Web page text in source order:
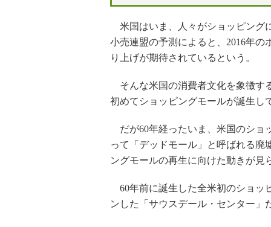
米国はいま、人々がショッピング
小売連盟の予測によると、2016年の
り上げが期待されているという。
そんな米国の消費者文化を象徴す
初めてショッピングモールが誕生し
だが60年経ったいま、米国のショ
って「デッドモール」と呼ばれる廃
ングモールの再生に向けた動きが見
60年前に誕生した全米初のショッ
ンした「サウスデール・センター」